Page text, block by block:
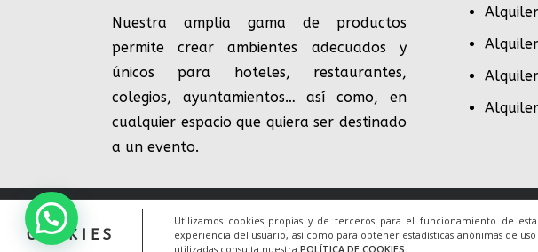
COOKIES
Utilizamos cookies propias y de terceros para el funcionamiento de
experiencia del usuario, así como para obtener estadísticas anónimas de
utilizadas consulta nuestra POLÍTICA DE COOKIES
Nuestra amplia gama de productos
permite crear ambientes adecuados y
únicos para hoteles, restaurantes,
colegios, ayuntamientos… así como, en
cualquier espacio que quiera ser destinado
a un evento.
© 2020 Todos los derechos reservados. Una web deACRILONIA